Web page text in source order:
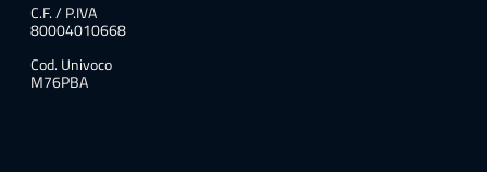
C.F. / P.IVA
80004010668
Cod. Univoco
M76PBA